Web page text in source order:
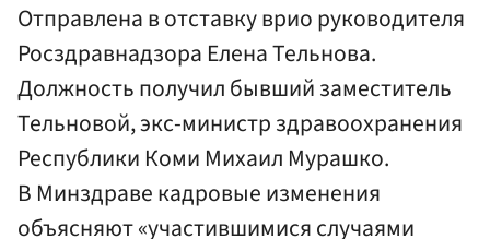
Отправлена в отставку врио руководителя
Росздравнадзора Елена Тельнова.
Должность получил бывший заместитель
Тельновой, экс-министр здравоохранения
Республики Коми Михаил Мурашко.
В Минздраве кадровые изменения
объясняют «участившимися случаями